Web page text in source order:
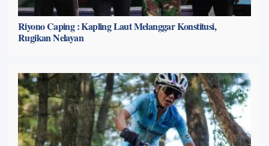
Riyono Caping : Kapling Laut Melanggar Konstitusi,
Rugikan Nelayan